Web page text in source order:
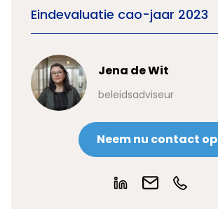
Eindevaluatie cao-jaar 2023
Jena de Wit
beleidsadviseur
Neem nu contact op